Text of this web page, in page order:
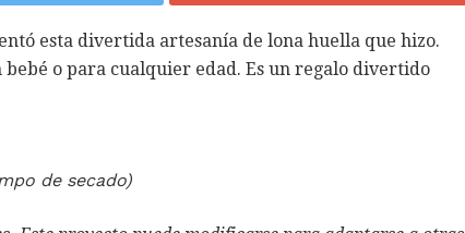
esta divertida artesanía de lona huella que hizo.
o para cualquier edad. Es un regalo divertido
de secado)